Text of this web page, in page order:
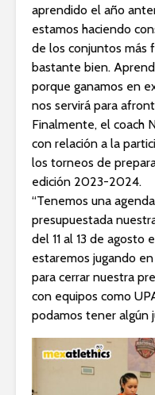
aprendido el año
estamos haciendo
de los conjuntos más
bastante bien.
porque ganamos en
nos servirá para
Finalmente, el coach
con relación a la
los torneos de
edición 2023-2024.
“Tenemos una
presupuestada
del 11 al 13 de agosto
estaremos jugando
para cerrar nuestra
con equipos como
podamos tener algún